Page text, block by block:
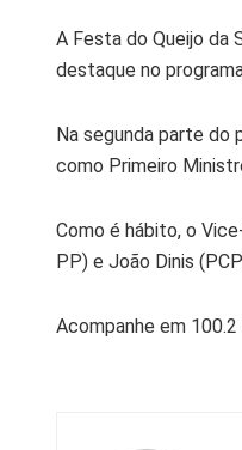
A Festa do Queijo da
destaque no
Na segunda parte do
como Primeiro
Como é hábito, o
PP) e João Dinis
Acompanhe em